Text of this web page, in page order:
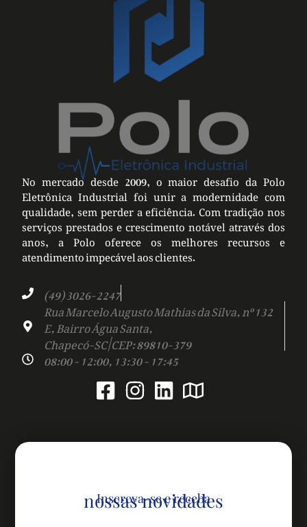
No mercado desde 2009, o maior desafio da Polo
Eletrônica Industrial foi unir a modernidade com
qualidade, sem perder a eficiência. Com tradição nos
serviços prestados e crescimento notável através dos
anos, a Polo oferece os melhores recursos e
atendimento impecável aos clientes.
(49) 3026-2247
Rua Marcelo Augusto Mathias da Silva, nº 132
E, Bairro Água Santa,
Chapecó-SC | CEP: 89810-379
08:00 - 12:00, 13:30 - 17:45
Inscreva-se e receba
nossas novidades